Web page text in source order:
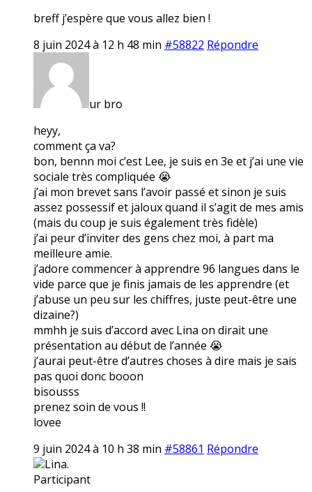
breff j’espère que vous allez bien !
8 juin 2024 à 12 h 48 min #58822 Répondre
ur bro
heyy,
comment ça va?
bon, bennn moi c’est Lee, je suis en 3e et j’ai une vie
sociale très compliquée 😭
j’ai mon brevet sans l’avoir passé et sinon je suis
assez possessif et jaloux quand il s’agit de mes amis
(mais du coup je suis également très fidèle)
j’ai peur d’inviter des gens chez moi, à part ma
meilleure amie.
j’adore commencer à apprendre 96 langues dans le
vide parce que je finis jamais de les apprendre (et
j’abuse un peu sur les chiffres, juste peut-être une
dizaine?)
mmhh je suis d’accord avec Lina on dirait une
présentation au début de l’année 😭
j’aurai peut-être d’autres choses à dire mais je sais
pas quoi donc booon
bisousss
prenez soin de vous !!
lovee
9 juin 2024 à 10 h 38 min #58861 Répondre
Lina.
Participant